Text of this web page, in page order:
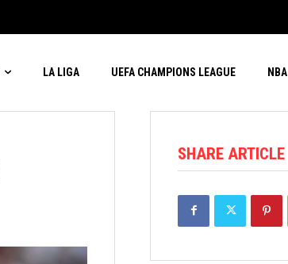
LA LIGA UEFA CHAMPIONS LEAGUE NBA
SHARE ARTICLE